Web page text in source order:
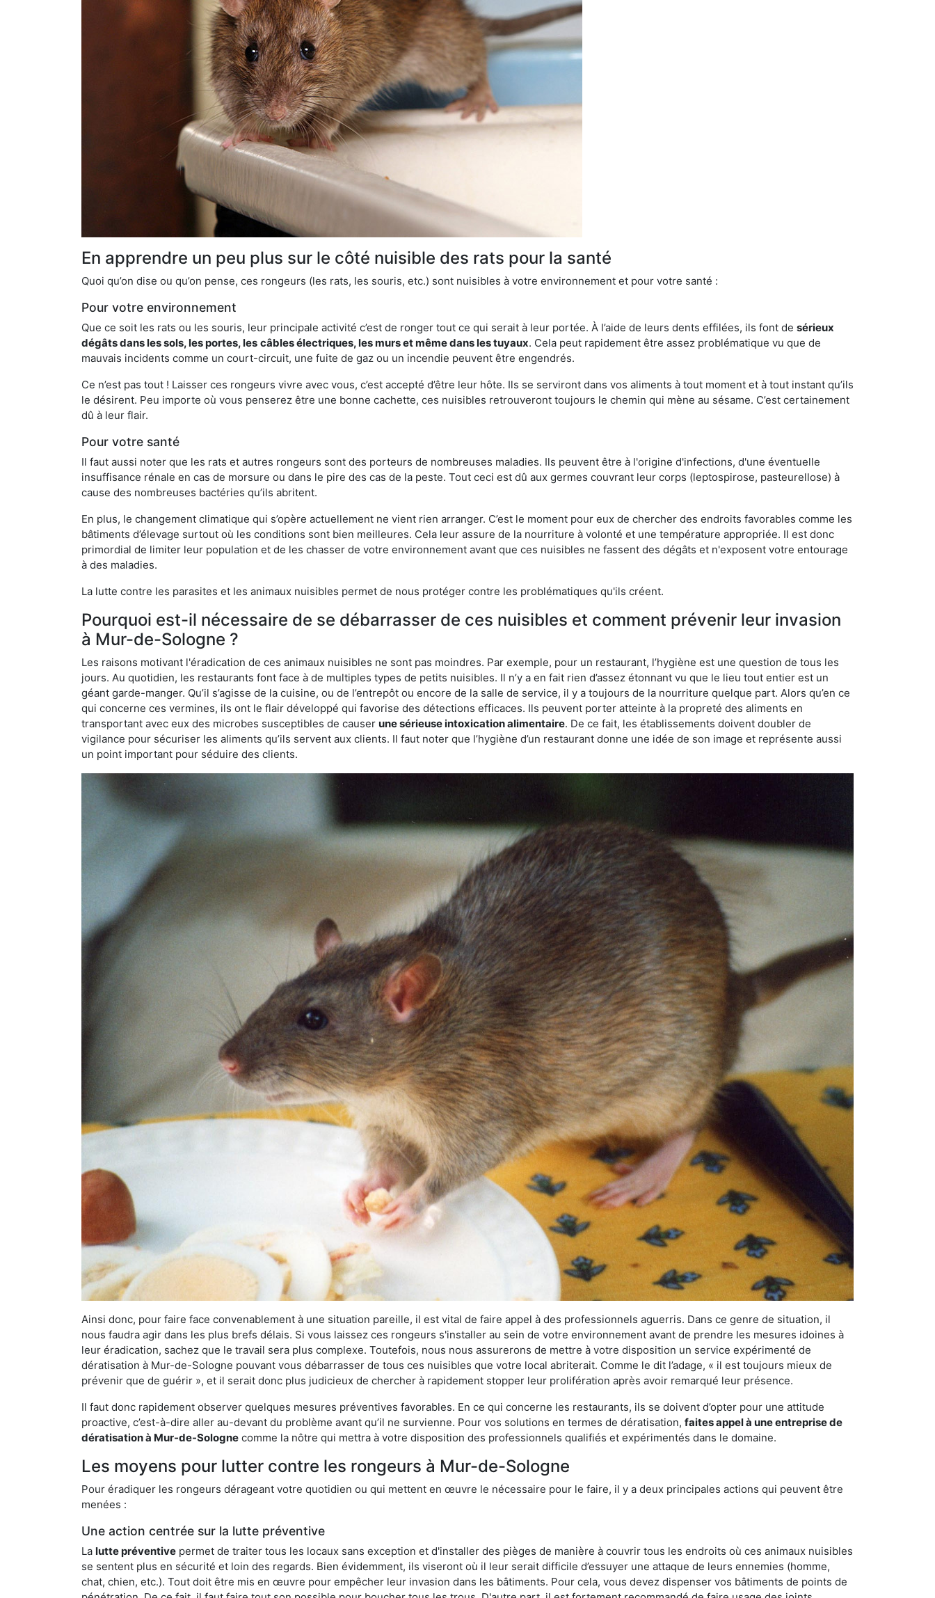
En apprendre un peu plus sur le côté nuisible des rats pour la santé
Quoi qu’on dise ou qu’on pense, ces rongeurs (les rats, les souris, etc.) sont nuisibles à votre environnement et pour votre santé :
Pour votre environnement
Que ce soit les rats ou les souris, leur principale activité c’est de ronger tout ce qui serait à leur portée. À l’aide de leurs dents effilées, ils font de sérieux
dégâts dans les sols, les portes, les câbles électriques, les murs et même dans les tuyaux. Cela peut rapidement être assez problématique vu que de
mauvais incidents comme un court-circuit, une fuite de gaz ou un incendie peuvent être engendrés.
Ce n’est pas tout ! Laisser ces rongeurs vivre avec vous, c’est accepté d’être leur hôte. Ils se serviront dans vos aliments à tout moment et à tout instant qu’ils
le désirent. Peu importe où vous penserez être une bonne cachette, ces nuisibles retrouveront toujours le chemin qui mène au sésame. C’est certainement
dû à leur flair.
Pour votre santé
Il faut aussi noter que les rats et autres rongeurs sont des porteurs de nombreuses maladies. Ils peuvent être à l'origine d'infections, d'une éventuelle
insuffisance rénale en cas de morsure ou dans le pire des cas de la peste. Tout ceci est dû aux germes couvrant leur corps (leptospirose, pasteurellose) à
cause des nombreuses bactéries qu’ils abritent.
En plus, le changement climatique qui s’opère actuellement ne vient rien arranger. C’est le moment pour eux de chercher des endroits favorables comme les
bâtiments d’élevage surtout où les conditions sont bien meilleures. Cela leur assure de la nourriture à volonté et une température appropriée. Il est donc
primordial de limiter leur population et de les chasser de votre environnement avant que ces nuisibles ne fassent des dégâts et n'exposent votre entourage
à des maladies.
La lutte contre les parasites et les animaux nuisibles permet de nous protéger contre les problématiques qu'ils créent.
Pourquoi est-il nécessaire de se débarrasser de ces nuisibles et comment prévenir leur invasion
à Mur-de-Sologne ?
Les raisons motivant l'éradication de ces animaux nuisibles ne sont pas moindres. Par exemple, pour un restaurant, l’hygiène est une question de tous les
jours. Au quotidien, les restaurants font face à de multiples types de petits nuisibles. Il n’y a en fait rien d’assez étonnant vu que le lieu tout entier est un
géant garde-manger. Qu’il s’agisse de la cuisine, ou de l’entrepôt ou encore de la salle de service, il y a toujours de la nourriture quelque part. Alors qu’en ce
qui concerne ces vermines, ils ont le flair développé qui favorise des détections efficaces. Ils peuvent porter atteinte à la propreté des aliments en
transportant avec eux des microbes susceptibles de causer une sérieuse intoxication alimentaire. De ce fait, les établissements doivent doubler de
vigilance pour sécuriser les aliments qu’ils servent aux clients. Il faut noter que l’hygiène d’un restaurant donne une idée de son image et représente aussi
un point important pour séduire des clients.
Ainsi donc, pour faire face convenablement à une situation pareille, il est vital de faire appel à des professionnels aguerris. Dans ce genre de situation, il
nous faudra agir dans les plus brefs délais. Si vous laissez ces rongeurs s'installer au sein de votre environnement avant de prendre les mesures idoines à
leur éradication, sachez que le travail sera plus complexe. Toutefois, nous nous assurerons de mettre à votre disposition un service expérimenté de
dératisation à Mur-de-Sologne pouvant vous débarrasser de tous ces nuisibles que votre local abriterait. Comme le dit l’adage, « il est toujours mieux de
prévenir que de guérir », et il serait donc plus judicieux de chercher à rapidement stopper leur prolifération après avoir remarqué leur présence.
Il faut donc rapidement observer quelques mesures préventives favorables. En ce qui concerne les restaurants, ils se doivent d’opter pour une attitude
proactive, c’est-à-dire aller au-devant du problème avant qu’il ne survienne. Pour vos solutions en termes de dératisation, faites appel à une entreprise de
dératisation à Mur-de-Sologne comme la nôtre qui mettra à votre disposition des professionnels qualifiés et expérimentés dans le domaine.
Les moyens pour lutter contre les rongeurs à Mur-de-Sologne
Pour éradiquer les rongeurs dérageant votre quotidien ou qui mettent en œuvre le nécessaire pour le faire, il y a deux principales actions qui peuvent être
menées :
Une action centrée sur la lutte préventive
La lutte préventive permet de traiter tous les locaux sans exception et d'installer des pièges de manière à couvrir tous les endroits où ces animaux nuisibles
se sentent plus en sécurité et loin des regards. Bien évidemment, ils viseront où il leur serait difficile d’essuyer une attaque de leurs ennemies (homme,
chat, chien, etc.). Tout doit être mis en œuvre pour empêcher leur invasion dans les bâtiments. Pour cela, vous devez dispenser vos bâtiments de points de